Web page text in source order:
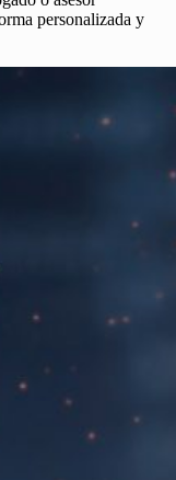
personalizada y